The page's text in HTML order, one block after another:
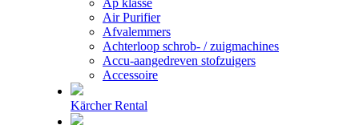
Air Purifier
Afvalemmers
Achterloop schrob- / zuigmachines
Accu-aangedreven stofzuigers
Accessoire
Kärcher Rental